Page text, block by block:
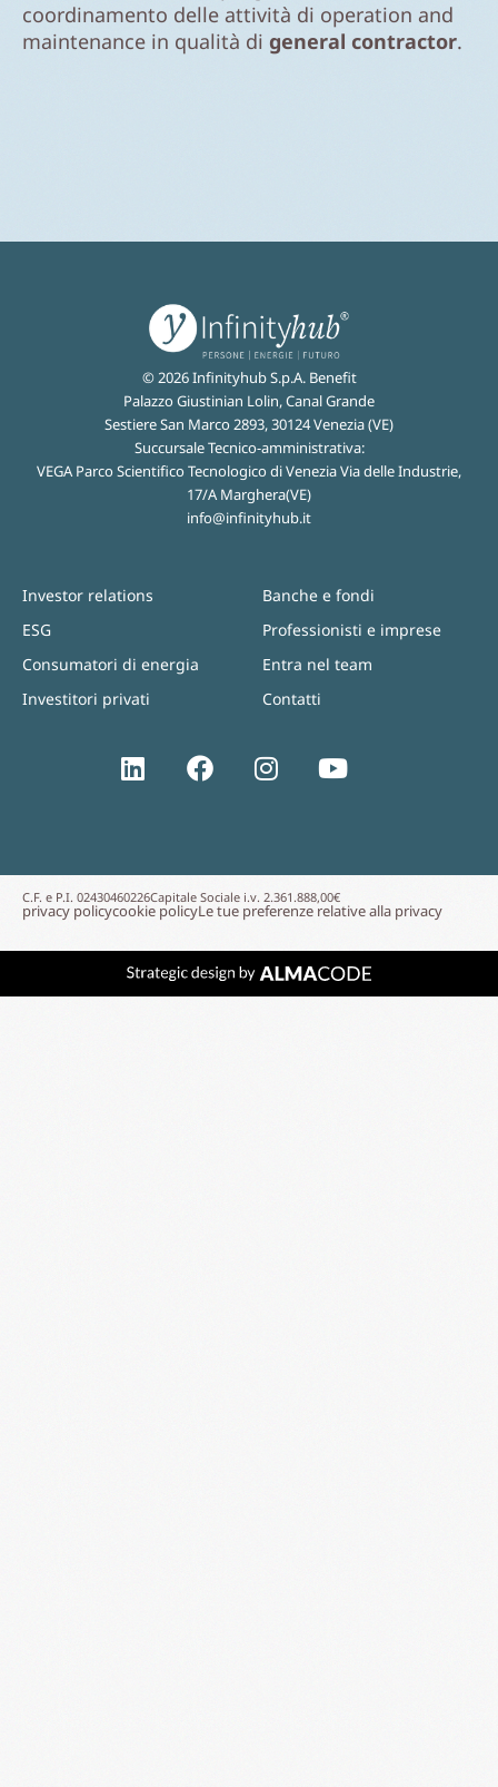
coordinamento delle attività di operation and
maintenance in qualità di general contractor.
© 2026 Infinityhub S.p.A. Benefit
Palazzo Giustinian Lolin, Canal Grande
Sestiere San Marco 2893, 30124 Venezia (VE)
Succursale Tecnico-amministrativa:
VEGA Parco Scientifico Tecnologico di Venezia Via delle Industrie,
17/A Marghera(VE)
info@infinityhub.it
Investor relations
ESG
Consumatori di energia
Investitori privati
Banche e fondi
Professionisti e imprese
Entra nel team
Contatti
C.F. e P.I. 02430460226Capitale Sociale i.v. 2.361.888,00€
privacy policycookie policyLe tue preferenze relative alla privacy